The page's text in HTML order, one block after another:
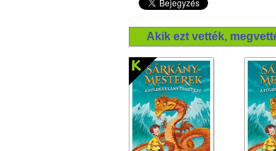
Akik ezt vették,